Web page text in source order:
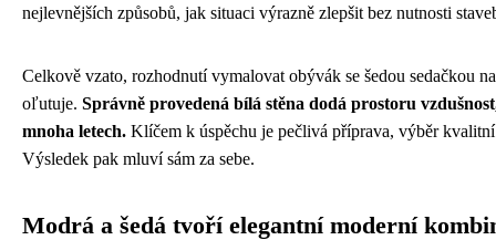
nejlevnějších způsobů, jak situaci výrazně zlepšit bez nutnosti
Celkově vzato, rozhodnutí vymalovat obývák se šedou sedačkou
oľutuje. Správně provedená bílá stěna dodá prostoru
mnoha letech. Klíčem k úspěchu je pečlivá příprava, výběr
Výsledek pak mluví sám za sebe.
Modrá a šedá tvoří elegantní moderní